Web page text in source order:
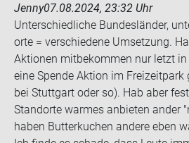
Jenny07.08.2024, 23:32 Uhr
Un­ter­schied­li­che Bun­des­län­der,
or­te = ver­schie­de­ne Um­set­zung.
Ak­tio­nen mit­be­kom­men nur letzt
eine Spen­de Ak­ti­on im
bei Stutt­gart oder so). Hab aber
Stand­or­te war­mes an­bie­ten ander
haben But­ter­ku­chen an­de­re eben